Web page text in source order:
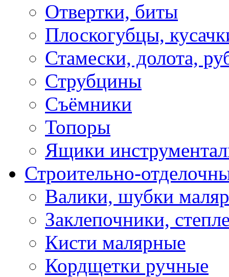
Отвертки, биты
Плоскогубцы,
Стамески, долота,
Струбцины
Съёмники
Топоры
Ящики
Строительно-
Валики, шубки
Заклепочники,
Кисти малярные
Кордщетки ручные